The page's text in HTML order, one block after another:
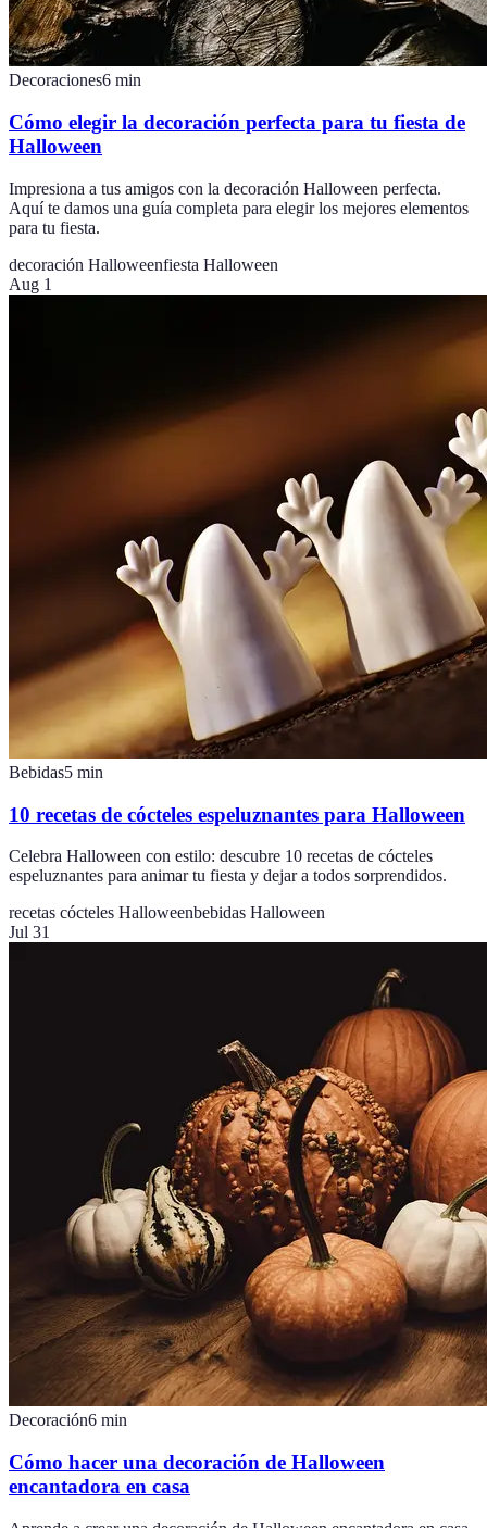
Decoraciones6 min
Cómo elegir la decoración perfecta para tu fiesta de
Halloween
Impresiona a tus amigos con la decoración Halloween perfecta.
Aquí te damos una guía completa para elegir los mejores elementos
para tu fiesta.
decoración Halloweenfiesta Halloween
Aug 1
Bebidas5 min
10 recetas de cócteles espeluznantes para Halloween
Celebra Halloween con estilo: descubre 10 recetas de cócteles
espeluznantes para animar tu fiesta y dejar a todos sorprendidos.
recetas cócteles Halloweenbebidas Halloween
Jul 31
Decoración6 min
Cómo hacer una decoración de Halloween
encantadora en casa